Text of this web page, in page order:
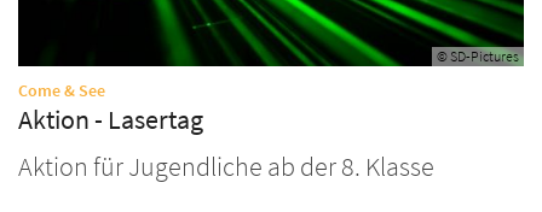
© SD-Pictures
Come & See:
Aktion - Lasertag
Aktion für Jugendliche ab der 8. Klasse